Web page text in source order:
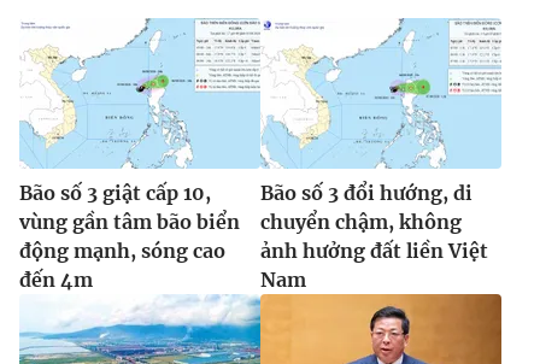
® Cấm sao chép dưới mọi hình thức nếu không có sự chấp
thuận bằng văn bản. Ghi rõ nguồn VTV.vn khi phát hành lại
thông tin từ website này.
Bão số 3 giật cấp 10,
vùng gần tâm bão biển
động mạnh, sóng cao
đến 4m
Bão số 3 đổi hướng, di
chuyển chậm, không
ảnh hưởng đất liền Việt
Nam